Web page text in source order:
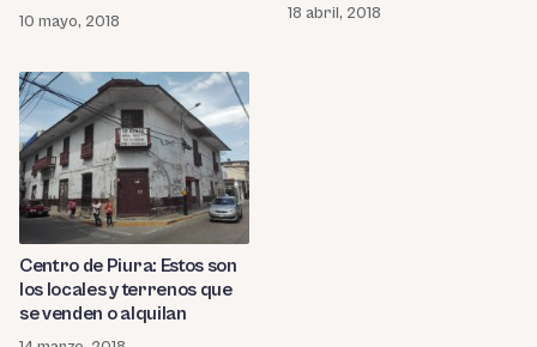
10 mayo, 2018 18 abril, 2018
Centro de Piura: Estos son
los locales y terrenos que
se venden o alquilan